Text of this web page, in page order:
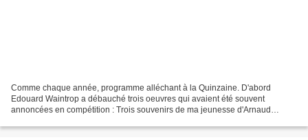
Comme chaque année, programme alléchant à la Quinzaine. D'abord
Edouard Waintrop a débauché trois oeuvres qui avaient été souvent
annoncées en compétition : Trois souvenirs de ma jeunesse d'Arnaud